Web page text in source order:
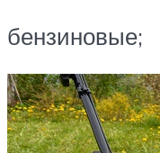
бензиновые;